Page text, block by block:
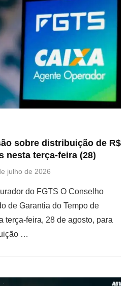
sobre distribuição de R$
nesta terça-feira (28)
julho de 2026
do FGTS O Conselho
de Garantia do Tempo de
terça-feira, 28 de agosto, para
…